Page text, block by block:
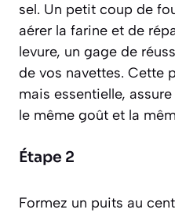
sel. Un petit coup de
aérer la farine et de
levure, un gage de
de vos navettes. Cette
mais essentielle,
le même goût et la
Étape 2
Formez un puits au